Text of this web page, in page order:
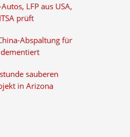
LFP aus USA,
prüft
Abspaltung für
dementiert
sauberen
in Arizona